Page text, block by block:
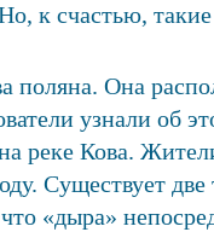
к счастью,
поляна. Она
узнали об
реке Кова.
Существует
«дыра»